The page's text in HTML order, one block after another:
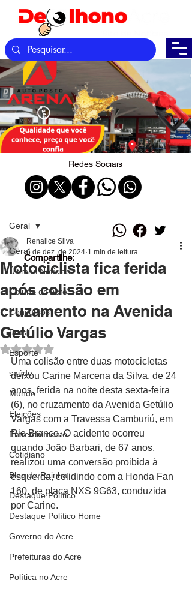
Redes Sociais
Geral
Últimas Notícias
Coluna do Acre
Concursos
Brasil
Esporte
saúde
Mundo
Eleições
Entretenimento
Cotidiano
Blog da Rainha
Destaque Político
Destaque Político Home
Governo do Acre
Prefeituras do Acre
Política no Acre
Geral
Motociclista fica ferida
após colisão em
cruzamento na Avenida
Getúlio Vargas
Renalice Silva
6 de dez. de 2024 1 min de leitura
Avaliado com NaN de 5 estrelas.
Uma colisão entre duas motocicletas
deixou Carine Marcena da Silva, de 24
anos, ferida na noite desta sexta-feira
(6), no cruzamento da Avenida Getúlio
Vargas com a Travessa Camburiú, em
Rio Branco. O acidente ocorreu
quando João Barbari, de 67 anos,
realizou uma conversão proibida à
esquerda, colidindo com a Honda Fan
160, de placa NXS 9G63, conduzida
por Carine.
Compartilhe: